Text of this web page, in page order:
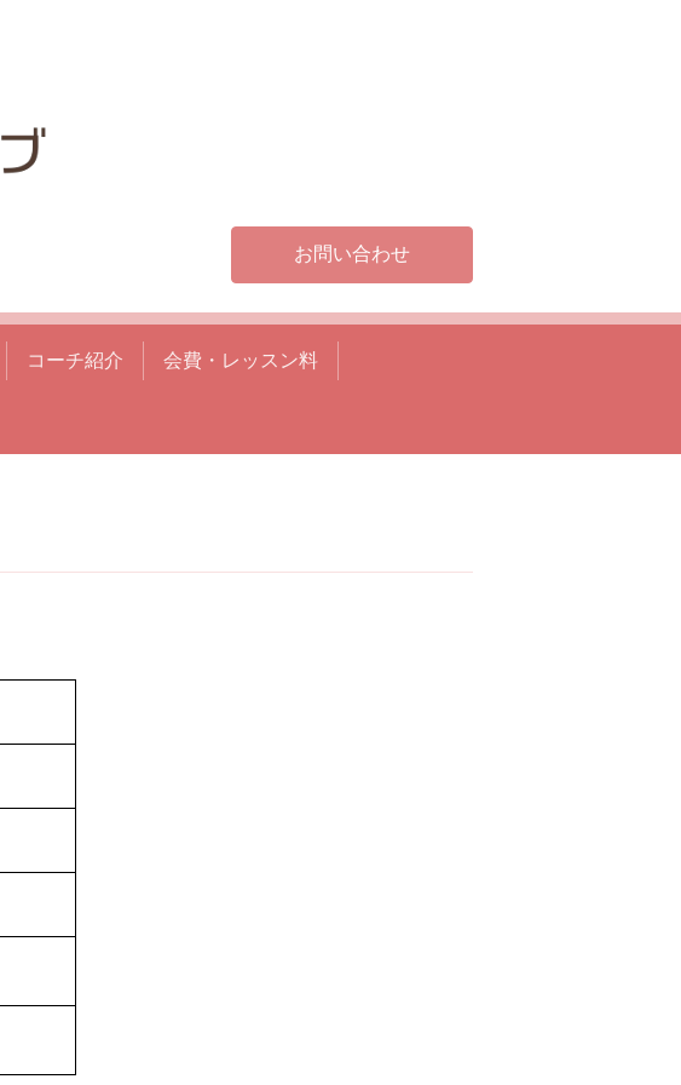
お問い合わせ
コーチ紹介 会費・レッスン料